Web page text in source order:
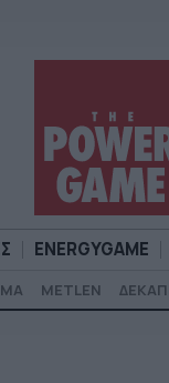
ENERGYGAME
METLEN